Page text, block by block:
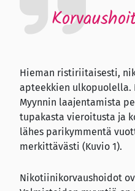
Hieman ristiriitaisesti,
apteekkien
Myynnin laajentamista
tupakasta vieroitusta ja
lähes parikymmentä
merkittävästi (Kuvio 1).
Nikotiinikorvaushoidot